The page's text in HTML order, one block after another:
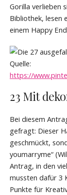
Gorilla verlieben
Bibliothek, lesen
einem Happy
Quelle:
https://
23 Mit
Bei diesem
gefragt: Dieser
geschmückt,
youmarryme“
Antrag, in den
mussten dafür 3
Punkte für